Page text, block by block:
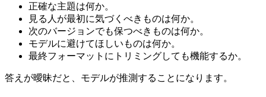
正確な主題は何か。
見る人が最初に気づくべきものは何か。
次のバージョンでも保つべきものは何か。
モデルに避けてほしいものは何か。
最終フォーマットにトリミングしても機能するか。
答えが曖昧だと、モデルが推測することになります。